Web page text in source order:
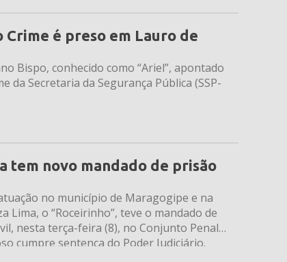
Crime é preso em Lauro de
Bispo, conhecido como “Ariel”, apontado
da Secretaria da Segurança Pública (SSP-
tem novo mandado de prisão
no município de Maragogipe e na
Lima, o “Roceirinho”, teve o mandado de
nesta terça-feira (8), no Conjunto Penal
cumpre sentença do Poder Judiciário.